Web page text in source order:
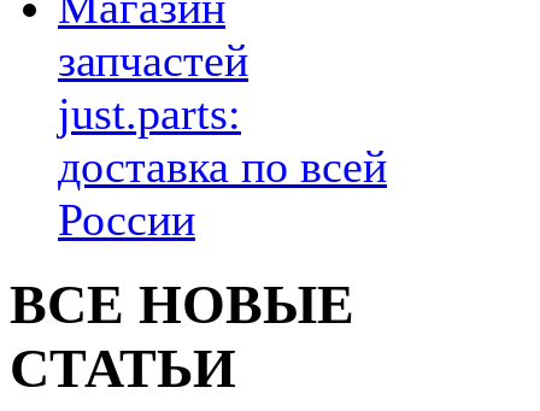
запчастей
just.parts:
доставка по всей
России
ВСЕ НОВЫЕ
СТАТЬИ